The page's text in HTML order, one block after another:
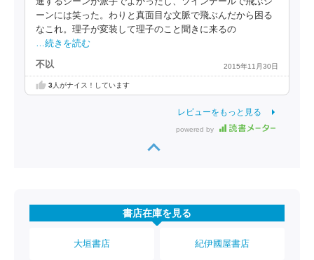
ーンには笑った。わりと真面目な文脈で飛ぶんだから困る
なこれ。理子が変装して理子のこと聞きに来るの
…続きを読む
不以 2015年11月30日
3人がナイス！しています
レビューをもっと見る
powered by
書店在庫を見る
大垣書店 紀伊國屋書店